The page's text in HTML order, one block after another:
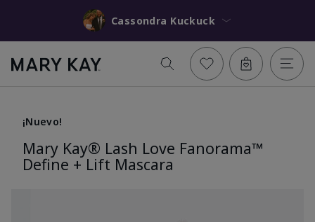
Cassondra Kuckuck
¡Nuevo!
Mary Kay® Lash Love Fanorama™
Define + Lift Mascara